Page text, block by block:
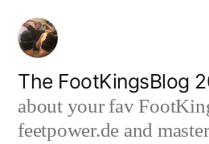
Zum
Inhalt
springen
The FootKingsBlog
about your fav
feetpower.de and